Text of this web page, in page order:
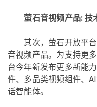
萤石音视频产品: 技
其次，萤石开放平
音视频产品。为支持更
台今年新发布更多新能
件、多品类视频组件、
话智能体。